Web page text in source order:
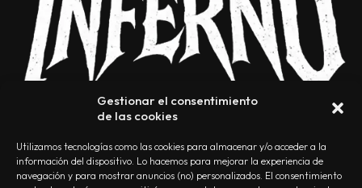
Gestionar el consentimiento
de las cookies
Utilizamos tecnologías como las cookies para almacenar y/o acceder a la
información del dispositivo. Lo hacemos para mejorar la experiencia de
navegación y para mostrar anuncios (no) personalizados. El consentimiento